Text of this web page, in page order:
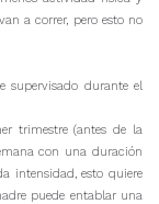
a correr, pero esto no
supervisado durante el
trimestre (antes de la
con una duración
intensidad, esto quiere
puede entablar una